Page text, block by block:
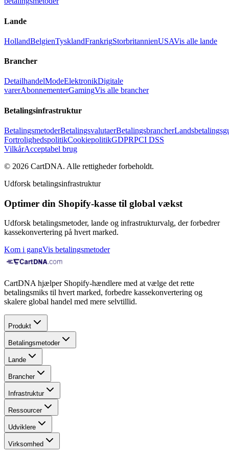
Lande
HollandBelgienTysklandFrankrigStorbritannienUSAVis alle lande
Brancher
DetailhandelModeElektronikDigitale
varerAbonnementerGamingVis alle brancher
Betalingsinfrastruktur
BetalingsmetoderBetalingsvalutaerBetalingsbrancher
FortrolighedspolitikCookiepolitikGDPRPCI DSS
VilkårAcceptabel brug
© 2026 CartDNA. Alle rettigheder forbeholdt.
Udforsk betalingsinfrastruktur
Optimer din Shopify-kasse til global vækst
Udforsk betalingsmetoder, lande og infrastrukturvalg, der forbedrer
kassekonvertering på hvert marked.
Kom i gangVis betalingsmetoder
CartDNA hjælper Shopify-hændlere med at vælge det rette
betalingsmiks til hvert marked, forbedre kassekonvertering og
skalere global handel med mere selvtillid.
Produkt
Betalingsmetoder
Lande
Brancher
Infrastruktur
Ressourcer
Udviklere
Virksomhed